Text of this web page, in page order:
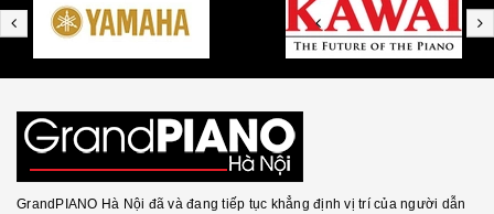
GrandPIANO Hà Nội đã và đang tiếp tục khẳng định vị trí của người dẫn